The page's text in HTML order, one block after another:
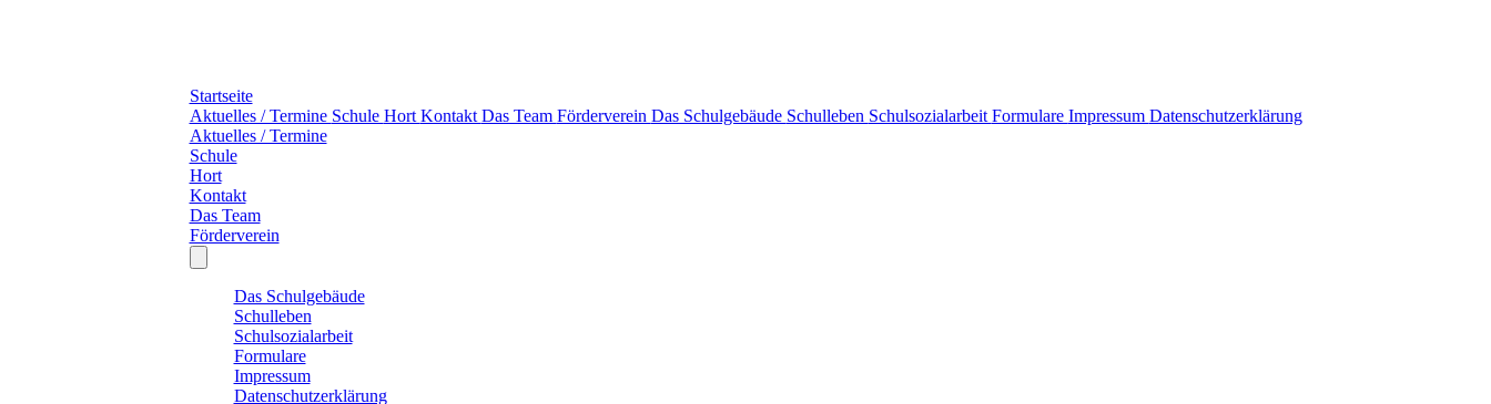
Startseite
Aktuelles / Termine Schule Hort Kontakt Das Team Förderverein Das Schulgebäude Schulleben Schulsozialarbeit Formulare Impressum Datenschutzerklärung
Aktuelles / Termine
Schule
Hort
Kontakt
Das Team
Förderverein
Das Schulgebäude
Schulleben
Schulsozialarbeit
Formulare
Impressum
Datenschutzerklärung